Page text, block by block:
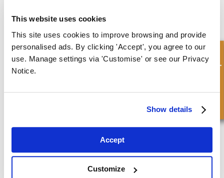
This website uses cookies
This site uses cookies to improve browsing and provide
personalised ads. By clicking 'Accept', you agree to our
use. Manage settings via 'Customise' or see our Privacy
Notice.
Show details
Accept
Customize
Hallite® Tipo 839
Consulta rápida